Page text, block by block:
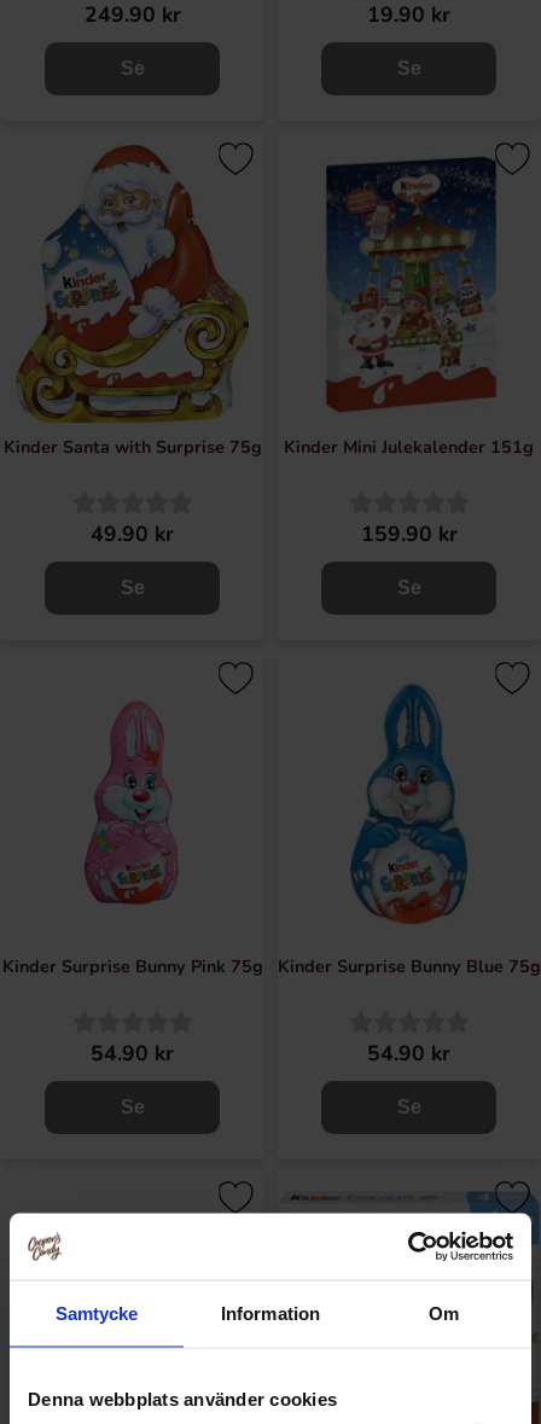
Samtycke Information Om
Denna webbplats använder cookies
249.90 kr
Se
19.90 kr
Se
Kinder Santa with Surprise 75g
49.90 kr
Se
Kinder Mini Julekalender 151g
159.90 kr
Se
Kinder Surprise Bunny Pink 75g
54.90 kr
Se
Kinder Surprise Bunny Blue 75g
54.90 kr
Se